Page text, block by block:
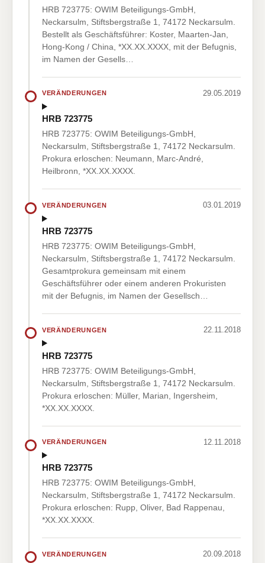
HRB 723775: OWIM Beteiligungs-GmbH,
Neckarsulm, Stiftsbergstraße 1, 74172 Neckarsulm.
Bestellt als Geschäftsführer: Koster, Maarten-Jan,
Hong-Kong / China, *XX.XX.XXXX, mit der Befugnis,
im Namen der Gesells…
VERÄNDERUNGEN 29.05.2019
HRB 723775
HRB 723775: OWIM Beteiligungs-GmbH,
Neckarsulm, Stiftsbergstraße 1, 74172 Neckarsulm.
Prokura erloschen: Neumann, Marc-André,
Heilbronn, *XX.XX.XXXX.
VERÄNDERUNGEN 03.01.2019
HRB 723775
HRB 723775: OWIM Beteiligungs-GmbH,
Neckarsulm, Stiftsbergstraße 1, 74172 Neckarsulm.
Gesamtprokura gemeinsam mit einem
Geschäftsführer oder einem anderen Prokuristen
mit der Befugnis, im Namen der Gesellsch…
VERÄNDERUNGEN 22.11.2018
HRB 723775
HRB 723775: OWIM Beteiligungs-GmbH,
Neckarsulm, Stiftsbergstraße 1, 74172 Neckarsulm.
Prokura erloschen: Müller, Marian, Ingersheim,
*XX.XX.XXXX.
VERÄNDERUNGEN 12.11.2018
HRB 723775
HRB 723775: OWIM Beteiligungs-GmbH,
Neckarsulm, Stiftsbergstraße 1, 74172 Neckarsulm.
Prokura erloschen: Rupp, Oliver, Bad Rappenau,
*XX.XX.XXXX.
VERÄNDERUNGEN 20.09.2018